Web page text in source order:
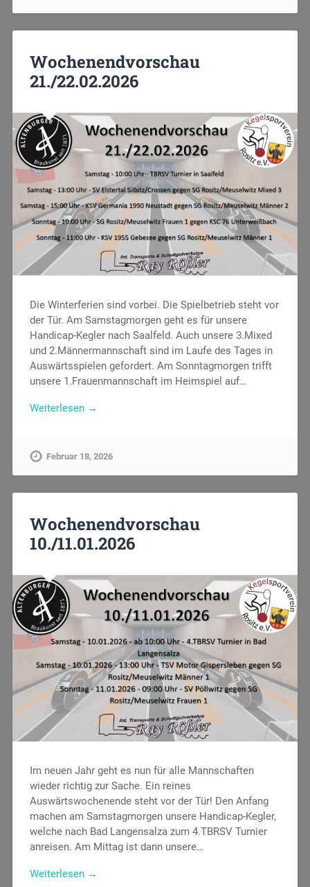
Wochenendvorschau
21./22.02.2026
Die Winterferien sind vorbei. Die Spielbetrieb steht vor
der Tür. Am Samstagmorgen geht es für unsere
Handicap-Kegler nach Saalfeld. Auch unsere 3.Mixed
und 2.Männermannschaft sind im Laufe des Tages in
Auswärtsspielen gefordert. Am Sonntagmorgen trifft
unsere 1.Frauenmannschaft im Heimspiel auf…
Weiterlesen →
Februar 18, 2026
Wochenendvorschau
10./11.01.2026
Im neuen Jahr geht es nun für alle Mannschaften
wieder richtig zur Sache. Ein reines
Auswärtswochenende steht vor der Tür! Den Anfang
machen am Samstagmorgen unsere Handicap-Kegler,
welche nach Bad Langensalza zum 4.TBRSV Turnier
anreisen. Am Mittag ist dann unsere…
Weiterlesen →